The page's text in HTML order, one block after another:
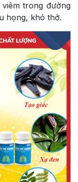
trong đường
họng, khó thở.